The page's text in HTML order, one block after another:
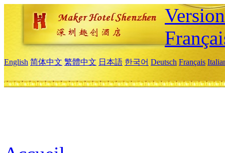
English 简体中文 繁體中文 日本語 한국어 Deutsch Français